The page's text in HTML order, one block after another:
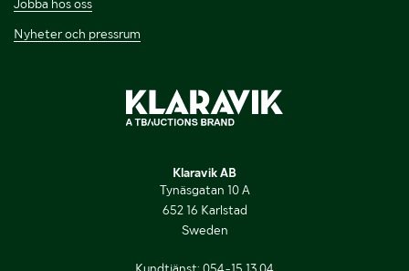
Jobba hos oss
Nyheter och pressrum
Klaravik AB
Tynäsgatan 10 A
652 16 Karlstad
Sweden
Kundtjänst: 054-15 13 04